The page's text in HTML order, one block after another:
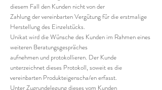
diesem Fall den Kunden nicht von der
Zahlung der vereinbarten Vergütung für die erstmalige
Herstellung des Einzelstücks.
Unikat wird die Wünsche des Kunden im Rahmen eines
weiteren Beratungsgespräches
aufnehmen und protokollieren. Der Kunde
unterzeichnet dieses Protokoll, soweit es die
vereinbarten Produkteigenscha/en erfasst.
Unter Zugrundelegung dieses vom Kunden